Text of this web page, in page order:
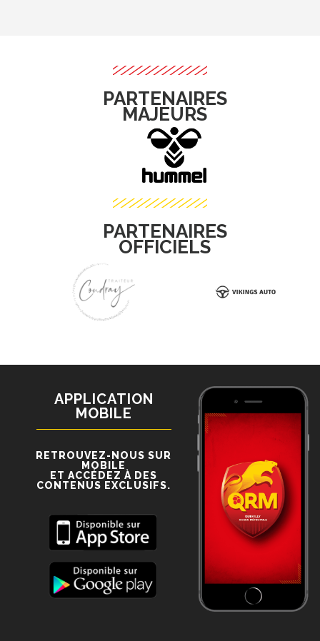
PARTENAIRES
MAJEURS
PARTENAIRES
OFFICIELS
APPLICATION
MOBILE
RETROUVEZ-NOUS SUR
MOBILE
ET ACCÉDEZ À DES
CONTENUS EXCLUSIFS.